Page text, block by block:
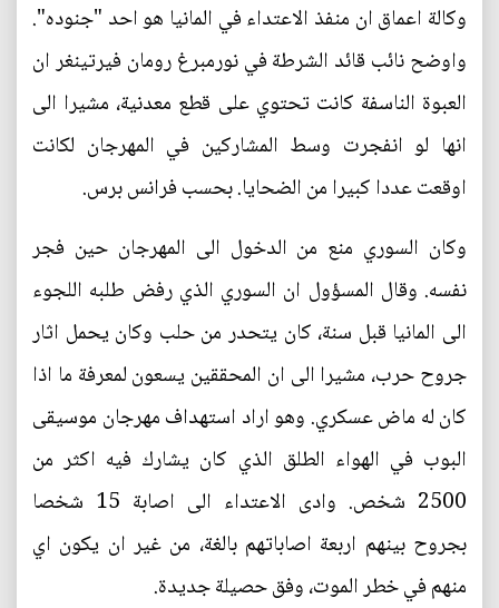
وكالة اعماق ان منفذ الاعتداء في المانيا هو احد "جنوده".
واوضح نائب قائد الشرطة في نورمبرغ رومان فيرتينغر ان
العبوة الناسفة كانت تحتوي على قطع معدنية، مشيرا الى
انها لو انفجرت وسط المشاركين في المهرجان لكانت
اوقعت عددا كبيرا من الضحايا. بحسب فرانس برس.
وكان السوري منع من الدخول الى المهرجان حين فجر
نفسه. وقال المسؤول ان السوري الذي رفض طلبه اللجوء
الى المانيا قبل سنة، كان يتحدر من حلب وكان يحمل اثار
جروح حرب، مشيرا الى ان المحققين يسعون لمعرفة ما اذا
كان له ماض عسكري. وهو اراد استهداف مهرجان موسيقى
البوب في الهواء الطلق الذي كان يشارك فيه اكثر من
2500 شخص. وادى الاعتداء الى اصابة 15 شخصا
بجروح بينهم اربعة اصاباتهم بالغة، من غير ان يكون اي
منهم في خطر الموت، وفق حصيلة جديدة.